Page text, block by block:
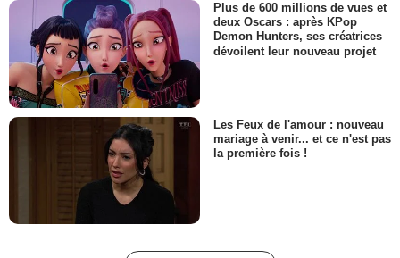
Plus de 600 millions de vues et
deux Oscars : après KPop
Demon Hunters, ses créatrices
dévoilent leur nouveau projet
Les Feux de l'amour : nouveau
mariage à venir... et ce n'est pas
la première fois !